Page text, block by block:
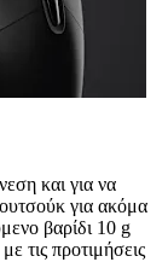
και για να
για ακόμα
βαρίδι 10 g
τις προτιμήσεις